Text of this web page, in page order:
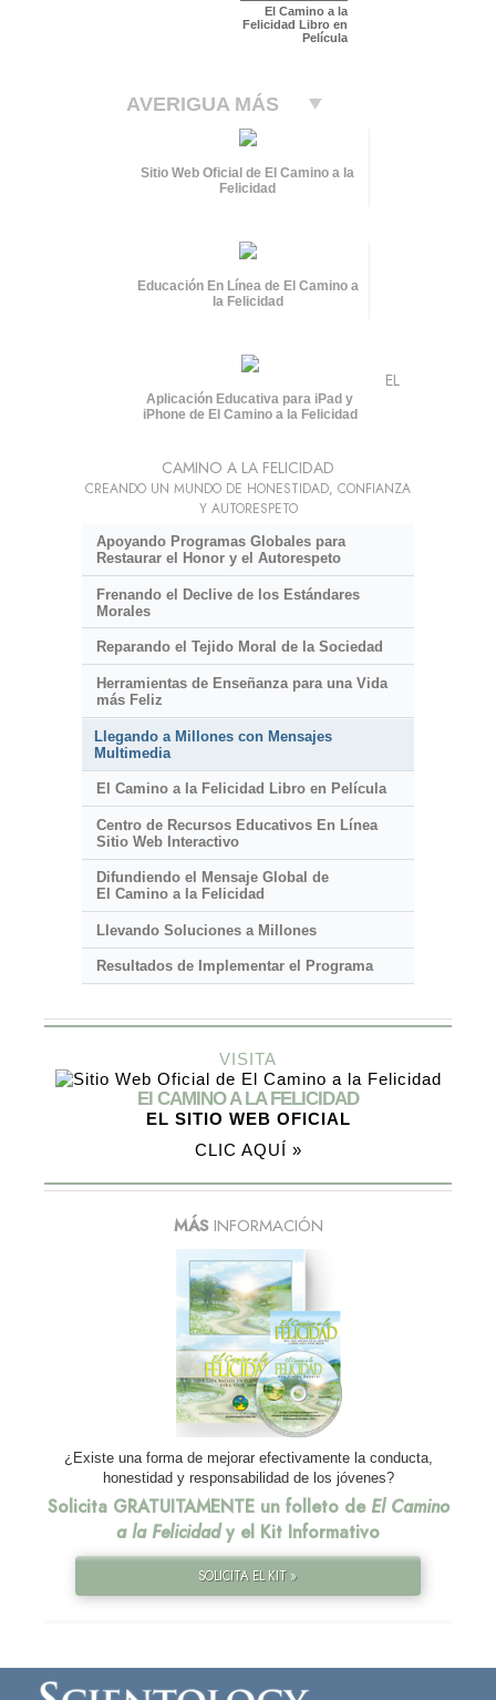
El Camino a la
Felicidad Libro en
Película
AVERIGUA MÁS
Sitio Web Oficial de El Camino a la
Felicidad
Educación En Línea de El Camino a
la Felicidad
Aplicación Educativa para iPad y
iPhone de El Camino a la Felicidad
EL
CAMINO A LA FELICIDAD
CREANDO UN MUNDO DE HONESTIDAD, CONFIANZA
Y AUTORESPETO
Apoyando Programas Globales para
Restaurar el Honor y el Autorespeto
Frenando el Declive de los Estándares
Morales
Reparando el Tejido Moral de la Sociedad
Herramientas de Enseñanza para una Vida
más Feliz
Llegando a Millones con Mensajes
Multimedia
El Camino a la Felicidad Libro en Película
Centro de Recursos Educativos En Línea
Sitio Web Interactivo
Difundiendo el Mensaje Global de
El Camino a la Felicidad
Llevando Soluciones a Millones
Resultados de Implementar el Programa
VISITA
El CAMINO A LA FELICIDAD
EL SITIO WEB OFICIAL
CLIC AQUÍ »
MÁSINFORMACIÓN
¿Existe una forma de mejorar efectivamente la conducta,
honestidad y responsabilidad de los jóvenes?
Solicita GRATUITAMENTE un folleto de El Camino
a la Felicidady el Kit Informativo
SOLICITA EL KIT »